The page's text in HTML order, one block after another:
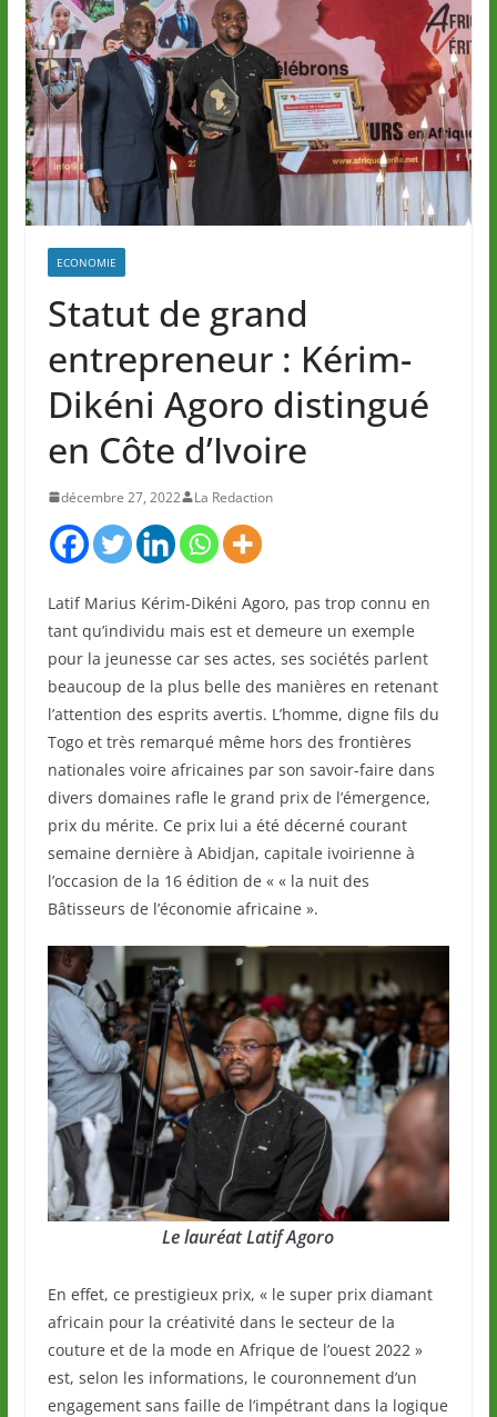
ECONOMIE
Statut de grand
entrepreneur : Kérim-
Dikéni Agoro distingué
en Côte d’Ivoire
décembre 27, 2022 La Redaction
Latif Marius Kérim-Dikéni Agoro, pas trop connu en
tant qu’individu mais est et demeure un exemple
pour la jeunesse car ses actes, ses sociétés parlent
beaucoup de la plus belle des manières en retenant
l’attention des esprits avertis. L’homme, digne fils du
Togo et très remarqué même hors des frontières
nationales voire africaines par son savoir-faire dans
divers domaines rafle le grand prix de l’émergence,
prix du mérite. Ce prix lui a été décerné courant
semaine dernière à Abidjan, capitale ivoirienne à
l’occasion de la 16 édition de « « la nuit des
Bâtisseurs de l’économie africaine ».
Le lauréat Latif Agoro
En effet, ce prestigieux prix, « le super prix diamant
africain pour la créativité dans le secteur de la
couture et de la mode en Afrique de l’ouest 2022 »
est, selon les informations, le couronnement d’un
engagement sans faille de l’impétrant dans la logique